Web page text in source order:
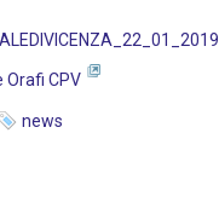
Orafi CPV
news